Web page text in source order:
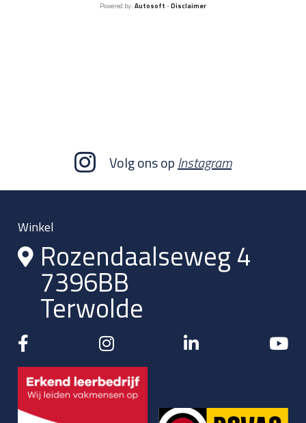
Powered by: Autosoft -Disclaimer
Volg ons opInstagram
Winkel
Rozendaalseweg 4
7396BB
Terwolde